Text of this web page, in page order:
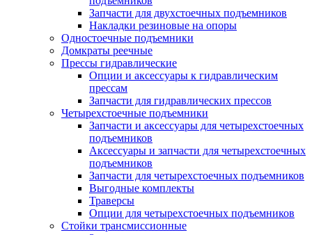
Запчасти для двухстоечных подъемников
Накладки резиновые на опоры
Одностоечные подъемники
Домкраты реечные
Прессы гидравлические
Опции и аксессуары к гидравлическим
прессам
Запчасти для гидравлических прессов
Четырехстоечные подъемники
Запчасти и аксессуары для четырехстоечных
подъемников
Аксессуары и запчасти для четырехстоечных
подъемников
Запчасти для четырехстоечных подъемников
Выгодные комплекты
Траверсы
Опции для четырехстоечных подъемников
Стойки трансмиссионные